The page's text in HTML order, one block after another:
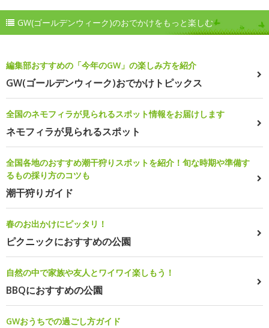
GW(ゴールデンウィーク)のおでかけをもっと楽しむ
編集部おすすめの「今年のGW」の楽しみ方を紹介
GW(ゴールデンウィーク)おでかけトピックス
全国のネモフィラが見られるスポット情報をお届けします
ネモフィラが見られるスポット
全国各地のおすすめ潮干狩りスポットを紹介！旬な時期や準備す
るもの採り方のコツも
潮干狩りガイド
春のお出かけにピッタリ！
ピクニックにおすすめの公園
自然の中で家族や友人とワイワイ楽しもう！
BBQにおすすめの公園
GWおうちでの過ごし方ガイド